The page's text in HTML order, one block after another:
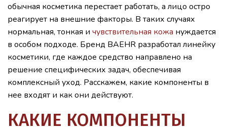
обычная косметика перестает работать, а лицо остро
реагирует на внешние факторы. В таких случаях
нормальная, тонкая и чувствительная кожа нуждается
в особом подходе. Бренд BAEHR разработал линейку
косметики, где каждое средство направлено на
решение специфических задач, обеспечивая
комплексный уход. Расскажем, какие компоненты в
нее входят и как они действуют.
КАКИЕ КОМПОНЕНТЫ